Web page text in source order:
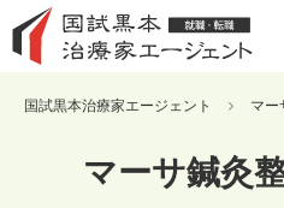
国試黒本治療家エージェント マー
マーサ鍼灸